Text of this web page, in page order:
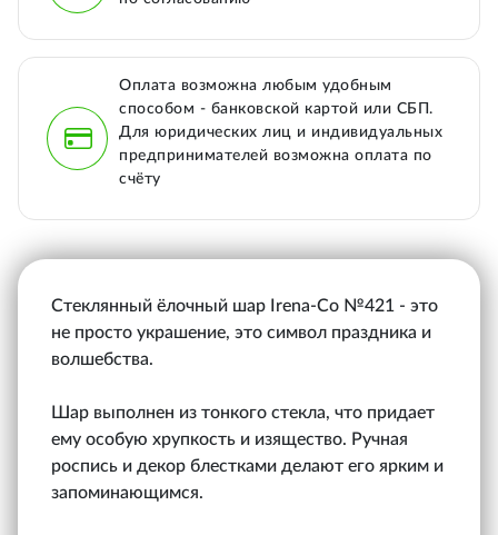
Оплата возможна любым удобным
способом - банковской картой или СБП.
Для юридических лиц и индивидуальных
предпринимателей возможна оплата по
счёту
Стеклянный ёлочный шар Irena-Co №421 - это
не просто украшение, это символ праздника и
волшебства.
Шар выполнен из тонкого стекла, что придает
ему особую хрупкость и изящество. Ручная
роспись и декор блестками делают его ярким и
запоминающимся.